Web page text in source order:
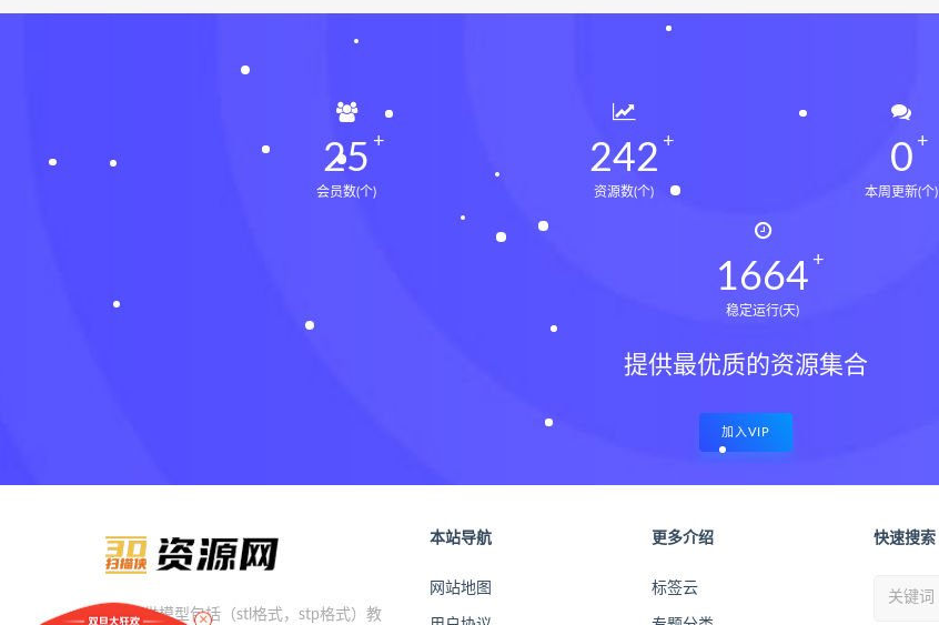
25
会员数(个)
243
资源数(个)
0
本周更新(个)
1674
稳定运行(天)
提供最优质的资源集合
加入VIP
本站提供模型包括（stl格式，stp格式）教
本站导航
网站地图
更多介绍
标签云
快速搜索
×